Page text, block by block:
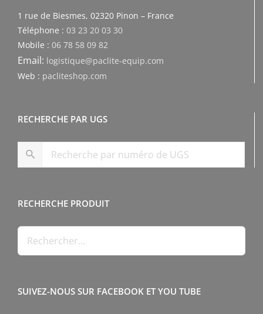
1 rue de Biesmes, 02320 Pinon – France
Téléphone : 03 23 20 03 30
Mobile : 06 78 58 09 82
Email: logistique@paclite-equip.com
Web : pacliteshop.com
RECHERCHE PAR UGS
RECHERCHE PRODUIT
SUIVEZ-NOUS SUR FACEBOOK ET YOU TUBE